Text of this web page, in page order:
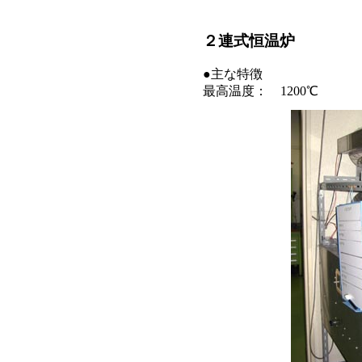
２連式恒温炉
●主な特徴
最高温度： 1200℃